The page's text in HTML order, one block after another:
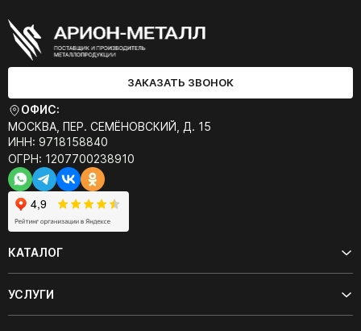
ЗАКАЗАТЬ ЗВОНОК
ОФИС:
МОСКВА, ПЕР. СЕМЁНОВСКИЙ, Д. 15
ИНН: 9718158840
ОГРН: 1207700238910
КАТАЛОГ
УСЛУГИ